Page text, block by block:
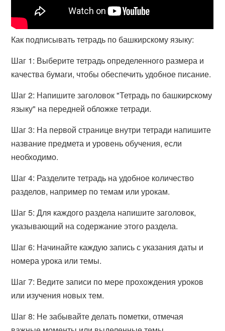
Как подписывать тетрадь по башкирскому языку:
Шаг 1: Выберите тетрадь определенного размера и
качества бумаги, чтобы обеспечить удобное писание.
Шаг 2: Напишите заголовок "Тетрадь по башкирскому
языку" на передней обложке тетради.
Шаг 3: На первой странице внутри тетради напишите
название предмета и уровень обучения, если
необходимо.
Шаг 4: Разделите тетрадь на удобное количество
разделов, например по темам или урокам.
Шаг 5: Для каждого раздела напишите заголовок,
указывающий на содержание этого раздела.
Шаг 6: Начинайте каждую запись с указания даты и
номера урока или темы.
Шаг 7: Ведите записи по мере прохождения уроков
или изучения новых тем.
Шаг 8: Не забывайте делать пометки, отмечая